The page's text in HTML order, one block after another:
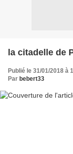
la citadelle de
Publié le 31/01/2018 à
Par bebert33